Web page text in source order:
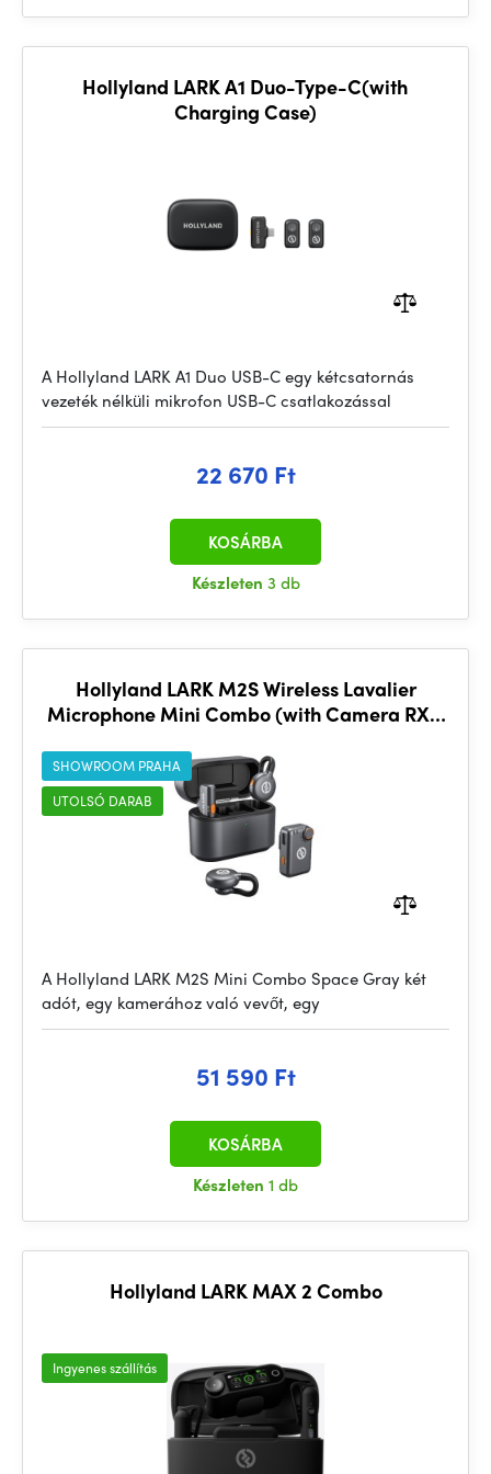
Hollyland LARK A1 Duo-Type-C(with
Charging Case)
A Hollyland LARK A1 Duo USB-C egy kétcsatornás
vezeték nélküli mikrofon USB-C csatlakozással
22 670 Ft
Készleten 3 db
KOSÁRBA
Hollyland LARK M2S Wireless Lavalier
Microphone Mini Combo (with Camera RX +
SHOWROOM PRAHA
UTOLSÓ DARAB
A Hollyland LARK M2S Mini Combo Space Gray két
adót, egy kamerához való vevőt, egy
51 590 Ft
Készleten 1 db
KOSÁRBA
Hollyland LARK MAX 2 Combo
Ingyenes szállítás